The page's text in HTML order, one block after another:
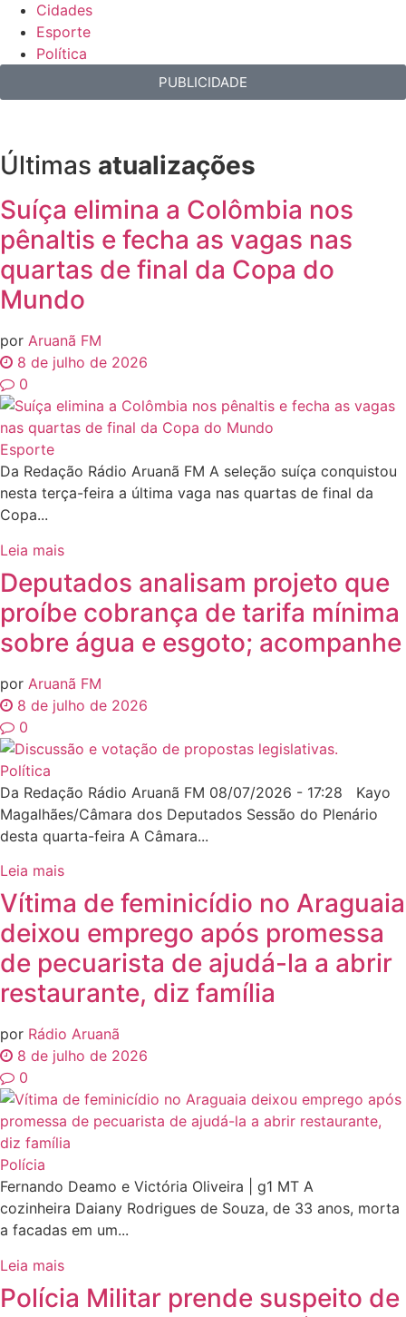
Cidades
Esporte
Política
PUBLICIDADE
Últimas atualizações
Suíça elimina a Colômbia nos
pênaltis e fecha as vagas nas
quartas de final da Copa do
Mundo
por Aruanã FM
8 de julho de 2026
0
Esporte
Da Redação Rádio Aruanã FM A seleção suíça conquistou
nesta terça-feira a última vaga nas quartas de final da
Copa...
Leia mais
Deputados analisam projeto que
proíbe cobrança de tarifa mínima
sobre água e esgoto; acompanhe
por Aruanã FM
8 de julho de 2026
0
Política
Da Redação Rádio Aruanã FM 08/07/2026 - 17:28 Kayo
Magalhães/Câmara dos Deputados Sessão do Plenário
desta quarta-feira A Câmara...
Leia mais
Vítima de feminicídio no Araguaia
deixou emprego após promessa
de pecuarista de ajudá-la a abrir
restaurante, diz família
por Rádio Aruanã
8 de julho de 2026
0
Polícia
Fernando Deamo e Victória Oliveira | g1 MT A
cozinheira Daiany Rodrigues de Souza, de 33 anos, morta
a facadas em um...
Leia mais
Polícia Militar prende suspeito de